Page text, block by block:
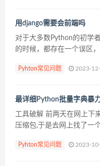
用django需要会前端吗
对于大多数Python的初学
的时候，都存在一个误区
Django误解最深的一点。很
Pyhton常见问题 2023-
最详细Python批量字典暴
工具破解 前两天在网上下
压缩包,于是去网上找了一
他法 密码字典 巧的是破解
Pyhton常见问题 2023-